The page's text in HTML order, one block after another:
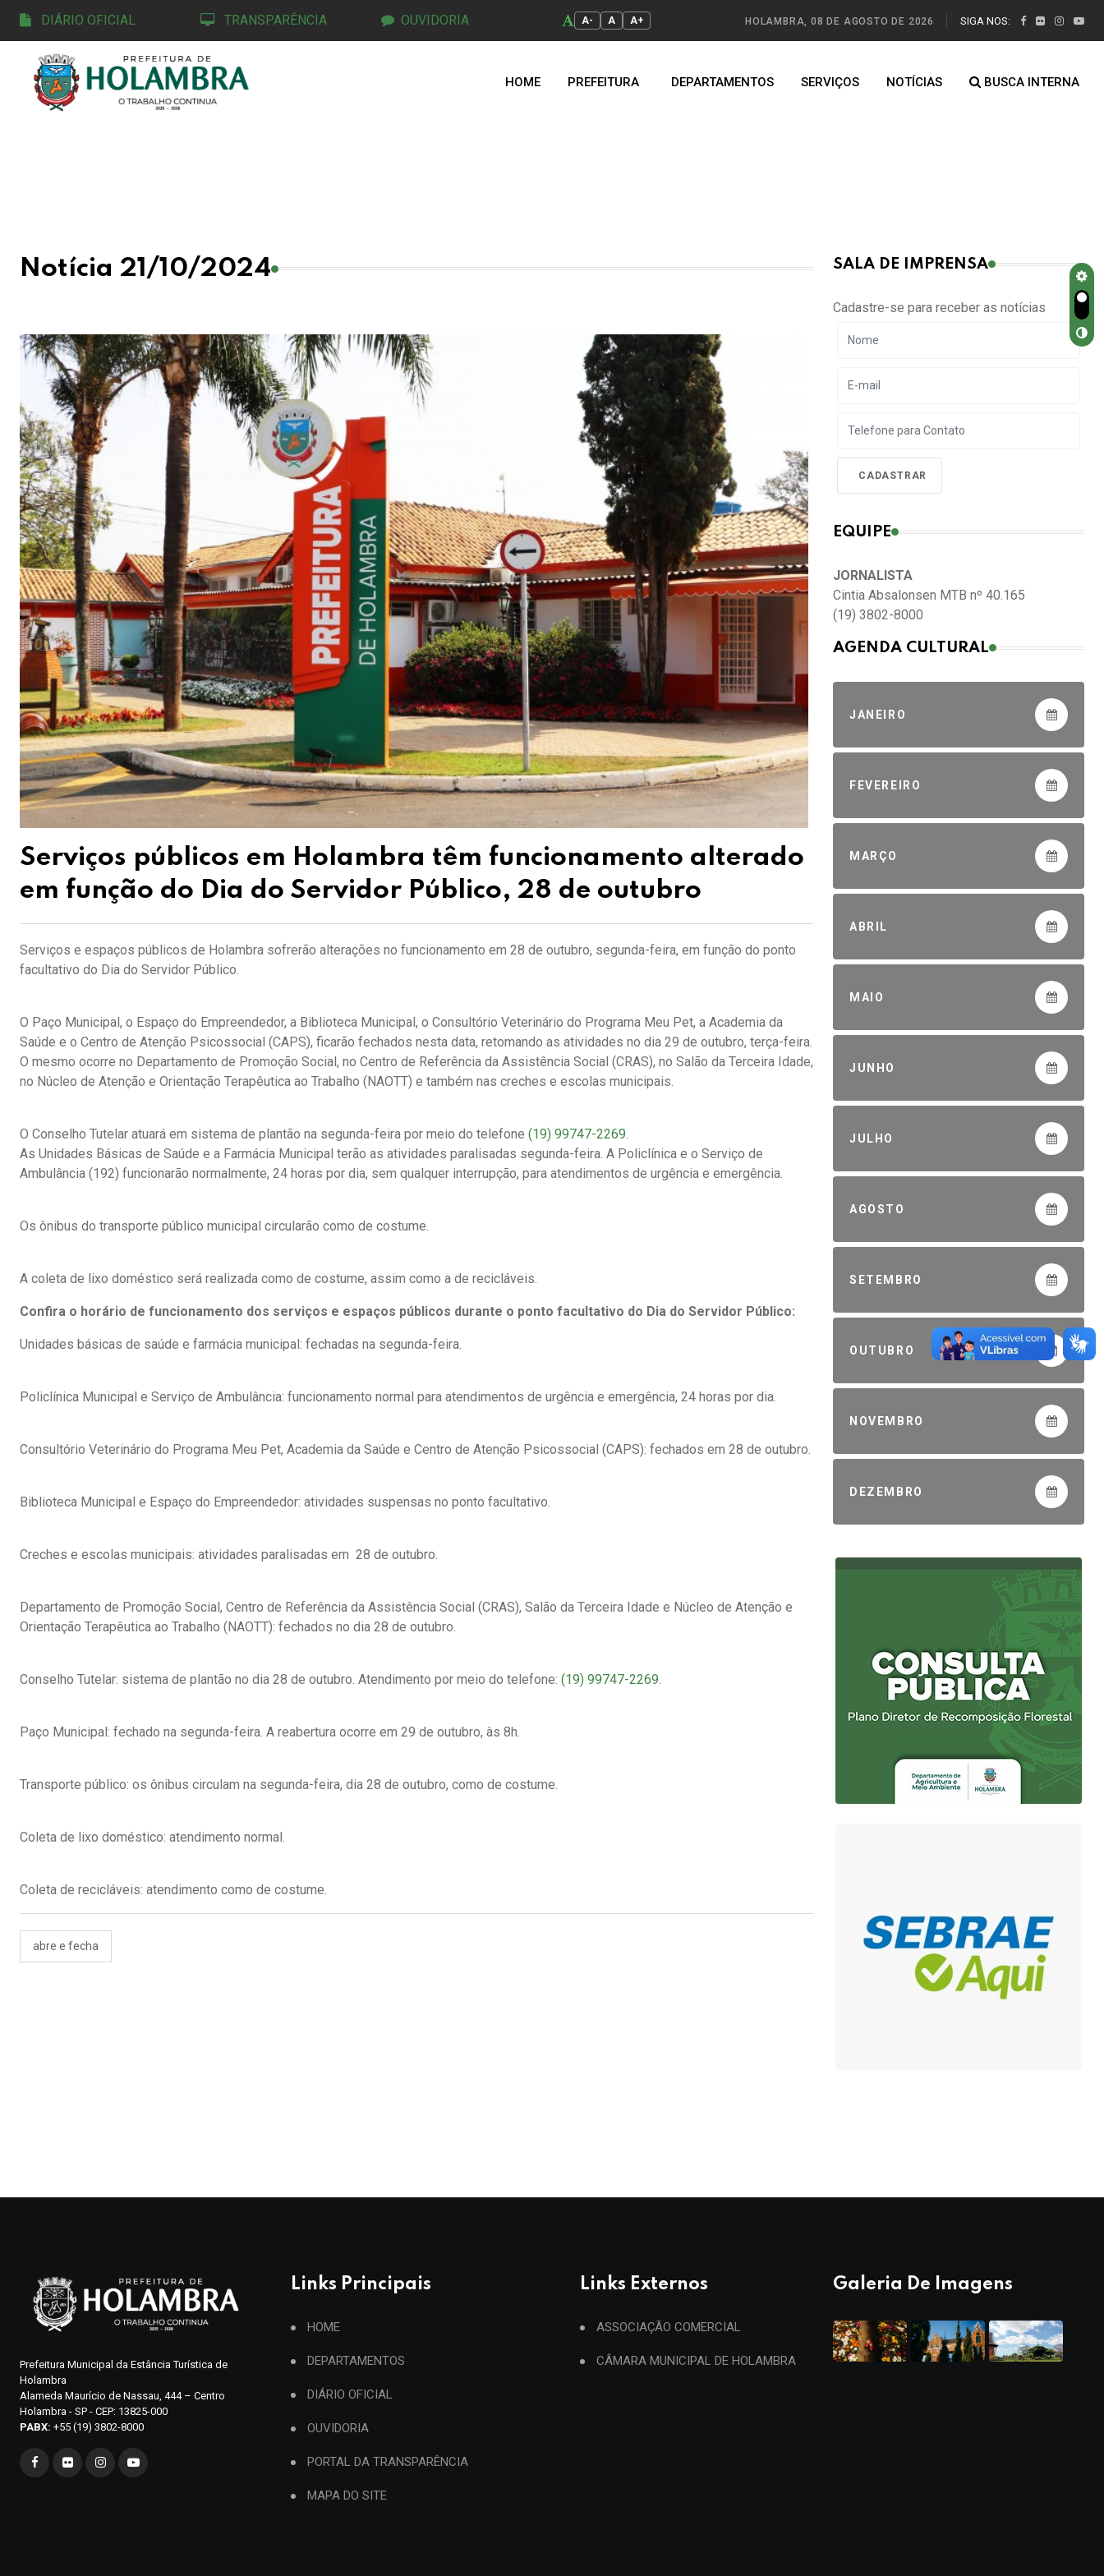
DIÁRIO OFICIAL TRANSPARÊNCIA OUVIDORIA A- A A+ HOLAMBRA, 08 DE AGOSTO DE 2026 SIGA NOS:
HOME PREFEITURA DEPARTAMENTOS SERVIÇOS NOTÍCIAS BUSCA INTERNA
Notícia 21/10/2024
Serviços públicos em Holambra têm funcionamento alterado
em função do Dia do Servidor Público, 28 de outubro
Serviços e espaços públicos de Holambra sofrerão alterações no funcionamento em 28 de outubro, segunda-feira, em função do ponto
facultativo do Dia do Servidor Público.
O Paço Municipal, o Espaço do Empreendedor, a Biblioteca Municipal, o Consultório Veterinário do Programa Meu Pet, a Academia da
Saúde e o Centro de Atenção Psicossocial (CAPS), ficarão fechados nesta data, retomando as atividades no dia 29 de outubro, terça-feira.
O mesmo ocorre no Departamento de Promoção Social, no Centro de Referência da Assistência Social (CRAS), no Salão da Terceira Idade,
no Núcleo de Atenção e Orientação Terapêutica ao Trabalho (NAOTT) e também nas creches e escolas municipais.
O Conselho Tutelar atuará em sistema de plantão na segunda-feira por meio do telefone (19) 99747-2269
As Unidades Básicas de Saúde e a Farmácia Municipal terão as atividades paralisadas segunda-feira. A Policlínica e o Serviço de
Ambulância (192) funcionarão normalmente, 24 horas por dia, sem qualquer interrupção, para atendimentos de urgência e emergência.
Os ônibus do transporte público municipal circularão como de costume.
A coleta de lixo doméstico será realizada como de costume, assim como a de recicláveis.
Confira o horário de funcionamento dos serviços e espaços públicos durante o ponto facultativo do Dia do Servidor Público:
Unidades básicas de saúde e farmácia municipal: fechadas na segunda-feira.
Policlínica Municipal e Serviço de Ambulância: funcionamento normal para atendimentos de urgência e emergência, 24 horas por dia.
Consultório Veterinário do Programa Meu Pet, Academia da Saúde e Centro de Atenção Psicossocial (CAPS): fechados em 28 de outubro.
Biblioteca Municipal e Espaço do Empreendedor: atividades suspensas no ponto facultativo.
Creches e escolas municipais: atividades paralisadas em 28 de outubro.
Departamento de Promoção Social, Centro de Referência da Assistência Social (CRAS), Salão da Terceira Idade e Núcleo de Atenção e
Orientação Terapêutica ao Trabalho (NAOTT): fechados no dia 28 de outubro.
Conselho Tutelar: sistema de plantão no dia 28 de outubro. Atendimento por meio do telefone: (19) 99747-2269
Paço Municipal: fechado na segunda-feira. A reabertura ocorre em 29 de outubro, às 8h.
Transporte público: os ônibus circulam na segunda-feira, dia 28 de outubro, como de costume.
Coleta de lixo doméstico: atendimento normal.
Coleta de recicláveis: atendimento como de costume.
abre e fecha
SALA DE IMPRENSA
Cadastre-se para receber as notícias
EQUIPE
JORNALISTA
Cintia Absalonsen MTB nº 40.165
(19) 3802-8000
AGENDA CULTURAL
JANEIRO
FEVEREIRO
MARÇO
ABRIL
MAIO
JUNHO
JULHO
AGOSTO
SETEMBRO
OUTUBRO
NOVEMBRO
DEZEMBRO
Prefeitura Municipal da Estância Turística de
Holambra
Alameda Maurício de Nassau, 444 – Centro
Holambra - SP - CEP: 13825-000
PABX: +55 (19) 3802-8000
Links Principais
HOME
DEPARTAMENTOS
DIÁRIO OFICIAL
OUVIDORIA
PORTAL DA TRANSPARÊNCIA
MAPA DO SITE
Links Externos
ASSOCIAÇÃO COMERCIAL
CÂMARA MUNICIPAL DE HOLAMBRA
Galeria De Imagens